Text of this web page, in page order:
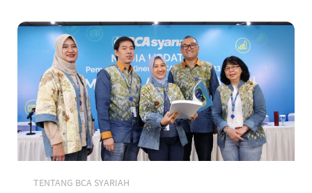
TENTANG BCA SYARIAH